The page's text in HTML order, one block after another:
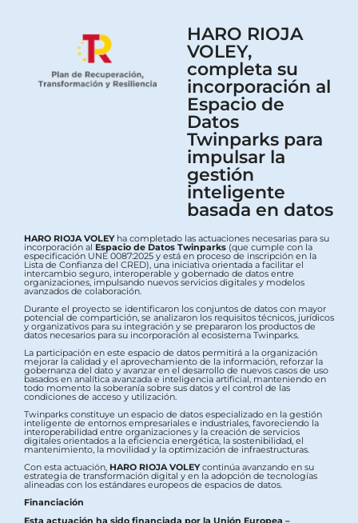
HARO RIOJA
VOLEY,
completa su
incorporación al
Espacio de
Datos
Twinparks para
impulsar la
gestión
inteligente
basada en datos
HARO RIOJA VOLEYha completado las actuaciones necesarias para su
incorporación al Espacio de Datos Twinparks (que cumple con la
especificación UNE 0087:2025 y está en proceso de inscripción en la
Lista de Confianza del CRED), una iniciativa orientada a facilitar el
intercambio seguro, interoperable y gobernado de datos entre
organizaciones, impulsando nuevos servicios digitales y modelos
avanzados de colaboración.
Durante el proyecto se identificaron los conjuntos de datos con mayor
potencial de compartición, se analizaron los requisitos técnicos, jurídicos
y organizativos para su integración y se prepararon los productos de
datos necesarios para su incorporación al ecosistema Twinparks.
La participación en este espacio de datos permitirá a la organización
mejorar la calidad y el aprovechamiento de la información, reforzar la
gobernanza del dato y avanzar en el desarrollo de nuevos casos de uso
basados en analítica avanzada e inteligencia artificial, manteniendo en
todo momento la soberanía sobre sus datos y el control de las
condiciones de acceso y utilización.
Twinparks constituye un espacio de datos especializado en la gestión
inteligente de entornos empresariales e industriales, favoreciendo la
interoperabilidad entre organizaciones y la creación de servicios
digitales orientados a la eficiencia energética, la sostenibilidad, el
mantenimiento, la movilidad y la optimización de infraestructuras.
Con esta actuación, HARO RIOJA VOLEYcontinúa avanzando en su
estrategia de transformación digital y en la adopción de tecnologías
alineadas con los estándares europeos de espacios de datos.
Financiación
Esta actuación ha sido financiada por la Unión Europea –